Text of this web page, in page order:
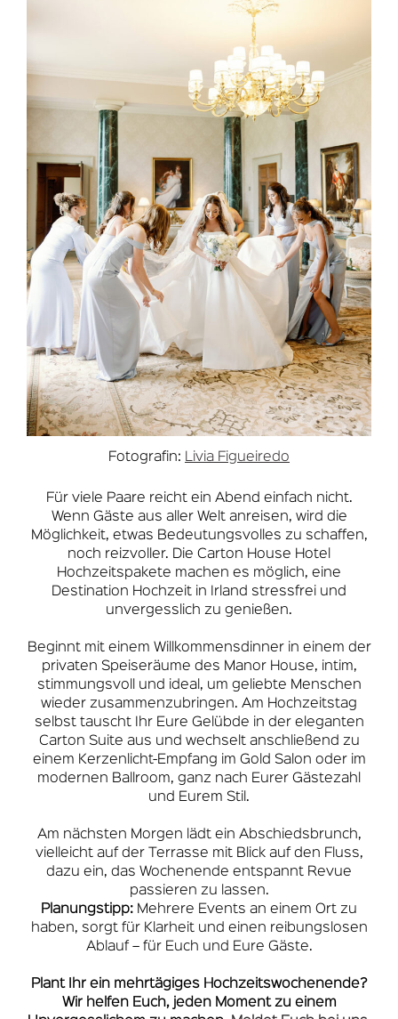
Fotografin: Livia Figueiredo
Für viele Paare reicht ein Abend einfach nicht.
Wenn Gäste aus aller Welt anreisen, wird die
Möglichkeit, etwas Bedeutungsvolles zu schaffen,
noch reizvoller. Die Carton House Hotel
Hochzeitspakete machen es möglich, eine
Destination Hochzeit in Irland stressfrei und
unvergesslich zu genießen.
Beginnt mit einem Willkommensdinner in einem der
privaten Speiseräume des Manor House, intim,
stimmungsvoll und ideal, um geliebte Menschen
wieder zusammenzubringen. Am Hochzeitstag
selbst tauscht Ihr Eure Gelübde in der eleganten
Carton Suite aus und wechselt anschließend zu
einem Kerzenlicht-Empfang im Gold Salon oder im
modernen Ballroom, ganz nach Eurer Gästezahl
und Eurem Stil.
Am nächsten Morgen lädt ein Abschiedsbrunch,
vielleicht auf der Terrasse mit Blick auf den Fluss,
dazu ein, das Wochenende entspannt Revue
passieren zu lassen.
Planungstipp: Mehrere Events an einem Ort zu
haben, sorgt für Klarheit und einen reibungslosen
Ablauf – für Euch und Eure Gäste.
Plant Ihr ein mehrtägiges Hochzeitswochenende?
Wir helfen Euch, jeden Moment zu einem